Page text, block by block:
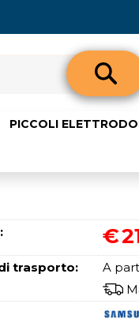
clicca sul
PICCOLI
€
trasporto: A